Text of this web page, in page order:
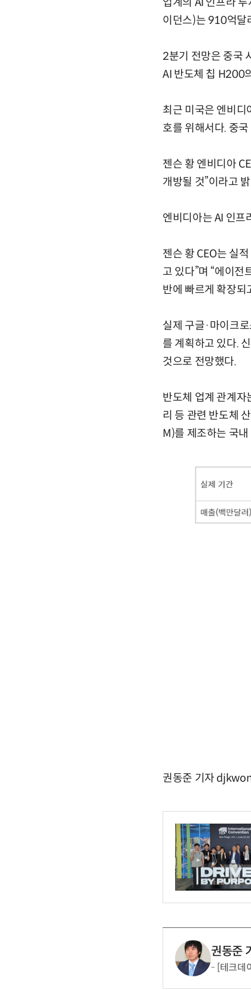
이던스)는 910억달
2분기 전망은 중국
AI 반도체 칩 H200
최근 미국은 엔비디
호를 위해서다. 중
젠슨 황 엔비디아
개방될 것”이라고
엔비디아는 AI 인프
젠슨 황 CEO는 실
고 있다”며 “에이
반에 빠르게 확장되
실제 구글·마이크
를 계획하고 있다.
것으로 전망했다.
반도체 업계 관계
리 등 관련 반도체
M)를 제조하는 국
권동준 기자
권동준
[테크데